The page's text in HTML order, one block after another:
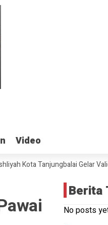
Video
Video
Gelar Validasi
Berita
No posts